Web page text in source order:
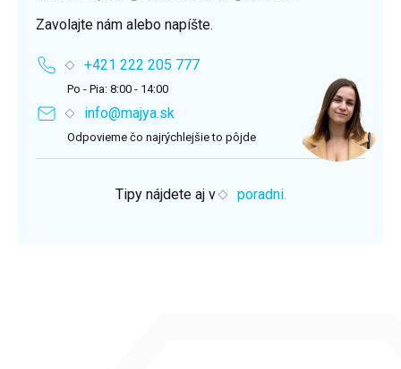
Zavolajte nám alebo napíšte.
+421 222 205 777
Po - Pia: 8:00 - 14:00
info@majya.sk
Odpovieme čo najrýchlejšie to pôjde
Tipy nájdete aj v poradni.